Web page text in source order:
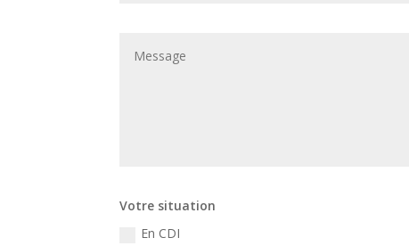
Votre situation
En CDI